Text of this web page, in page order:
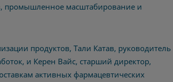
промышленное масштабирование и
продуктов, Тали Катав, руководитель
и Керен Вайс, старший директор,
активных фармацевтических